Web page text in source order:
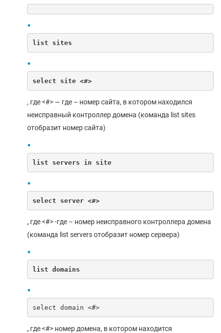
list sites
select site <#>
, где <#> — где – номер сайта, в котором находился
неисправный контроллер домена (команда list sites
отобразит номер сайта)
list servers in site
select server <#>
, где<#> -где – номер неисправного контроллера домена
(команда list servers отобразит номер сервера)
list domains
select domain <#>
, где<#> номер домена, в котором находится